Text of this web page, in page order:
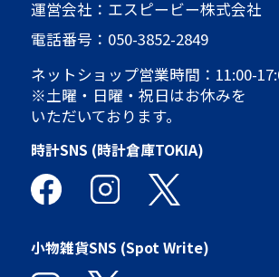
運営会社：エスピービー株式会社
電話番号： 050-3852-2849
ネットショップ営業時間：11:00-
※土曜・日曜・祝日はお休みを
いただいております。
時計SNS (時計倉庫TOKIA)
小物雑貨SNS (Spot Write)